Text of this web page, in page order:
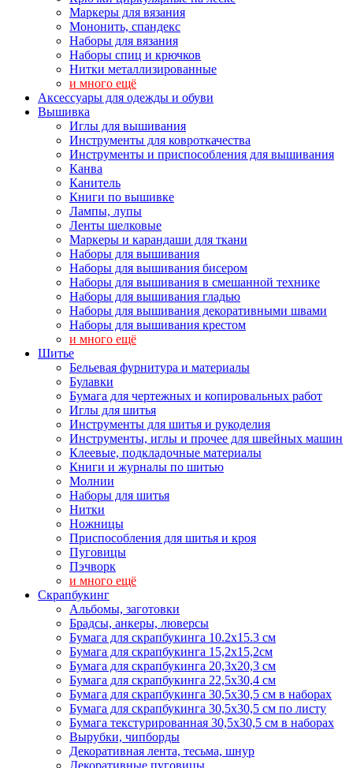
Маркеры для вязания
Мононить, спандекс
Наборы для вязания
Наборы спиц и крючков
Нитки металлизированные
и много ещё
Аксессуары для одежды и обуви
Вышивка
Иглы для вышивания
Инструменты для ковроткачества
Инструменты и приспособления для вышивания
Канва
Канитель
Книги по вышивке
Лампы, лупы
Ленты шелковые
Маркеры и карандаши для ткани
Наборы для вышивания
Наборы для вышивания бисером
Наборы для вышивания в смешанной технике
Наборы для вышивания гладью
Наборы для вышивания декоративными швами
Наборы для вышивания крестом
и много ещё
Шитье
Бельевая фурнитура и материалы
Булавки
Бумага для чертежных и копировальных работ
Иглы для шитья
Инструменты для шитья и рукоделия
Инструменты, иглы и прочее для швейных машин
Клеевые, подкладочные материалы
Книги и журналы по шитью
Молнии
Наборы для шитья
Нитки
Ножницы
Приспособления для шитья и кроя
Пуговицы
Пэчворк
и много ещё
Скрапбукинг
Альбомы, заготовки
Брадсы, анкеры, люверсы
Бумага для скрапбукинга 10.2х15.3 см
Бумага для скрапбукинга 15,2х15,2см
Бумага для скрапбукинга 20,3х20,3 см
Бумага для скрапбукинга 22,5х30,4 см
Бумага для скрапбукинга 30,5х30,5 см в наборах
Бумага для скрапбукинга 30,5х30,5 см по листу
Бумага текстурированная 30,5х30,5 см в наборах
Вырубки, чипборды
Декоративная лента, тесьма, шнур
Декоративные пуговицы